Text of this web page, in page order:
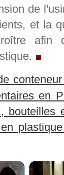
de
et la
afin
en
bouteilles